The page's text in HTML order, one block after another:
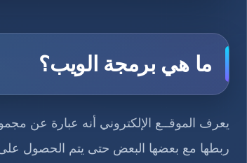
ما هي برمجة الويب؟
يعرف الموقــع الإلكتروني أنه عبارة عن
ربطها مع بعضها البعض حتى يتم الحصول على